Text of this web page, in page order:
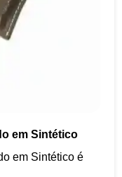
em Sintético
em Sintético é